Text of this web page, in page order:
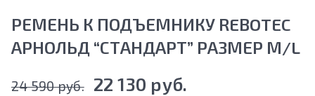
РЕМЕНЬ К ПОДЪЕМНИКУ REBOTEC
АРНОЛЬД “СТАНДАРТ” РАЗМЕР М/L
24 590 руб. 22 130 руб.